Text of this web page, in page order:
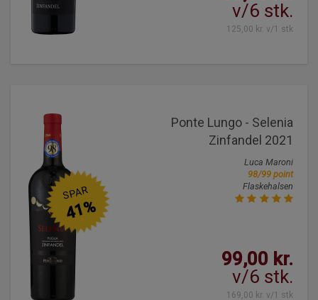
v/6 stk.
125,00 kr. v/1 stk
Ponte Lungo - Selenia
Zinfandel 2021
Luca Maroni
98/99 point
Flaskehalsen
99,00 kr.
v/6 stk.
169,00 kr. v/1 stk
SPAR
41%